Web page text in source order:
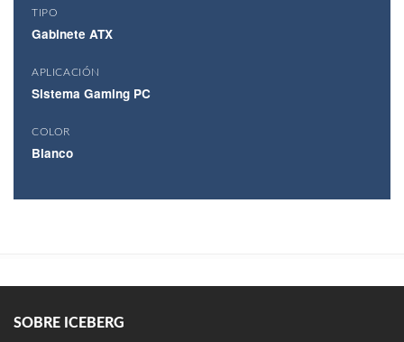
TIPO
Gabinete ATX
APLICACIÓN
Sistema Gaming PC
COLOR
Blanco
SOBRE ICEBERG